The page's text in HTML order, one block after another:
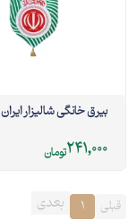
بیرق خانگی شالیزار ایران
241,000تومان
قبلی 1 بعدی